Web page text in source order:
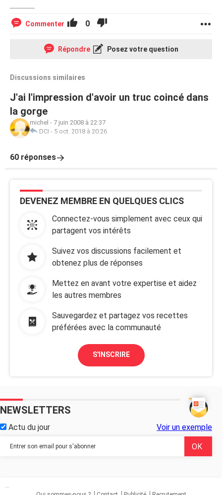
Commenter 0
Répondre Posez votre question
Discussions similaires
J'ai l'impression d'avoir un truc coincé dans
la gorge
michel - 7 juin 2008 à 22:37
DCI - 5 oct. 2018 à 20:26
60 réponses
DEVENEZ MEMBRE EN QUELQUES CLICS
Connectez-vous simplement avec ceux qui
partagent vos intérêts
Suivez vos discussions facilement et
obtenez plus de réponses
Mettez en avant votre expertise et aidez
les autres membres
Sauvegardez et partagez vos recettes
préférées avec la communauté
S'INSCRIRE
NEWSLETTERS
Actu du jour Voir un exemple
...